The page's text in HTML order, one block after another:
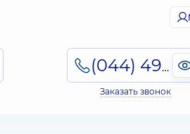
(044) 495-2-888
Заказать звонок